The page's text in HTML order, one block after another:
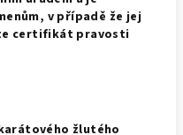
v případě že jej
certifikát pravosti
žlutého